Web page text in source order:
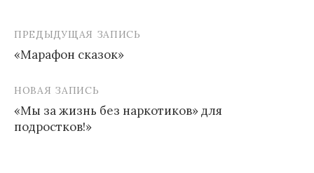
Навигация
по
записям
ПРЕДЫДУЩАЯ ЗАПИСЬ
«Марафон сказок»
НОВАЯ ЗАПИСЬ
«Мы за жизнь без наркотиков» для
подростков!»